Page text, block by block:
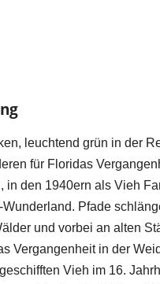
leuchtend grün in der
für Floridas
in den 1940ern als Vieh
Pfade
und vorbei an alten
Vergangenheit in der
Vieh im 16.